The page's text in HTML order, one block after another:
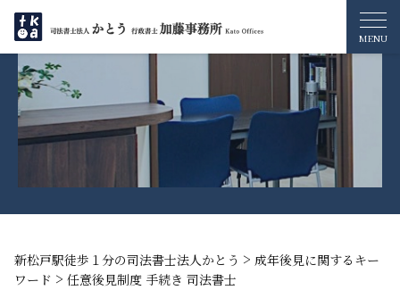
新松戸駅徒歩１分の司法書士法人かとう > 成年後見に関するキー
ワード > 任意後見制度 手続き 司法書士